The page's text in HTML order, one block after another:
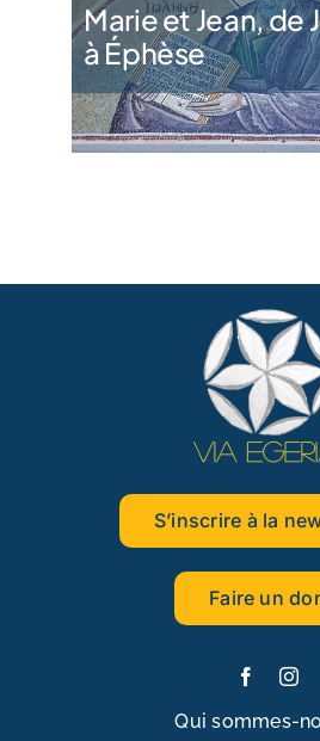
Marie et Jean, de
à Éphèse
S’inscrire à la
Faire un
Qui sommes-